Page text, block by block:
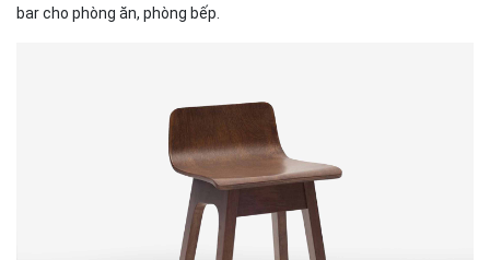
bar cho phòng ăn, phòng bếp.